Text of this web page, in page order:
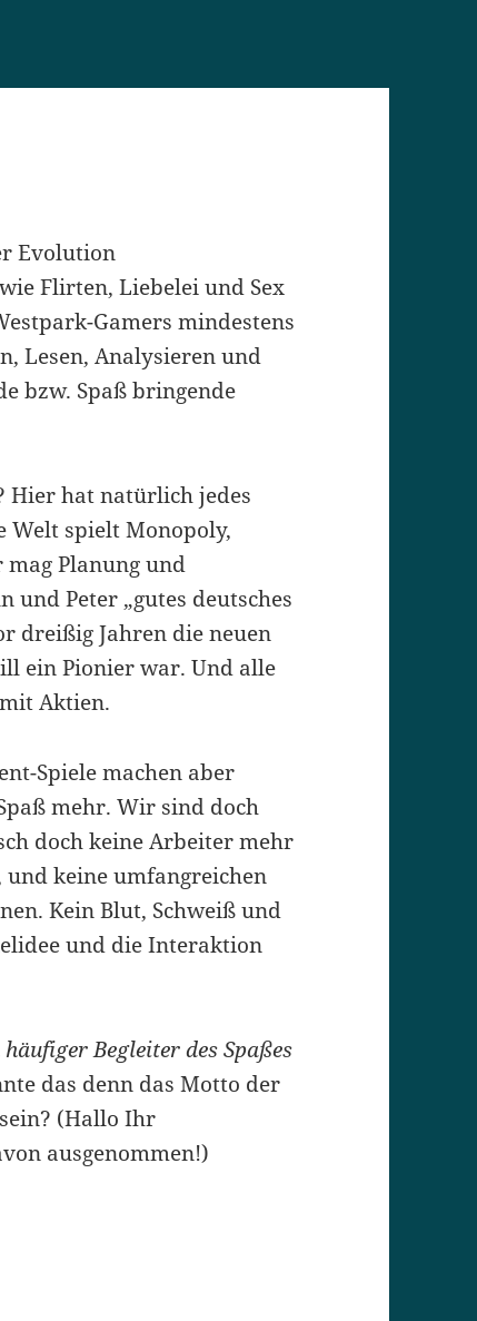
Evolution
Flirten, Liebelei und Sex
Gamers mindestens
Lesen, Analysieren und
bzw. Spaß bringende
Hier hat natürlich jedes
Welt spielt Monopoly,
Planung und
Peter „gutes deutsches
dreißig Jahren die neuen
ein Pionier war. Und alle
Aktien.
Spiele machen aber
mehr. Wir sind doch
doch keine Arbeiter mehr
keine umfangreichen
Kein Blut, Schweiß und
und die Interaktion
häufiger Begleiter des Spaßes
das denn das Motto der
(Hallo Ihr
ausgenommen!)